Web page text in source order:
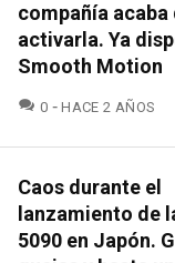
compañía acaba
activarla. Ya
Smooth Motion
0 COMENTARIOS
HACE 2 AÑOS
Caos durante el
lanzamiento de
5090 en Japón.